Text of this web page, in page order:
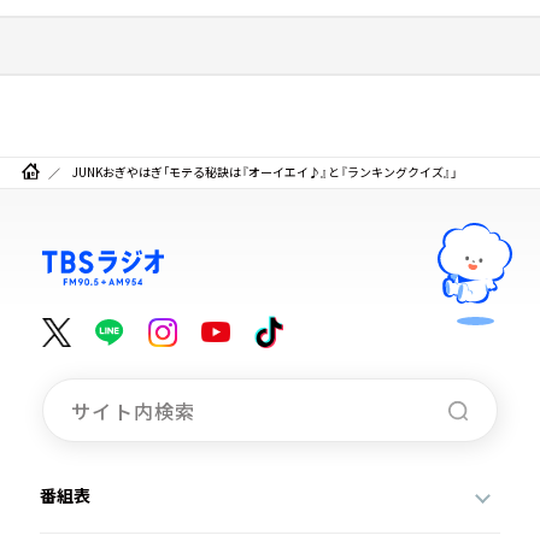
JUNKおぎやはぎ「モテる秘訣は『オーイエイ♪』と『ランキングクイズ』」
番組表